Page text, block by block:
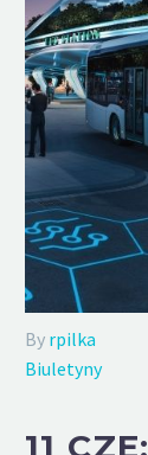
By rpilka
Biuletyny
11 CZE: